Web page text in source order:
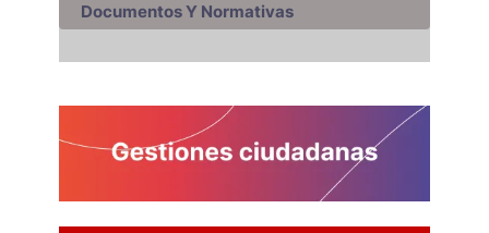
Documentos Y Normativas